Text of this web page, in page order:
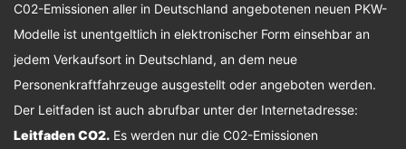
C02-Emissionen aller in Deutschland angebotenen neuen PKW-
Modelle ist unentgeltlich in elektronischer Form einsehbar an
jedem Verkaufsort in Deutschland, an dem neue
Personenkraftfahrzeuge ausgestellt oder angeboten werden.
Der Leitfaden ist auch abrufbar unter der Internetadresse:
Leitfaden CO2. Es werden nur die C02-Emissionen